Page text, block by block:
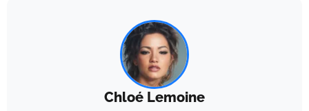
Chloé Lemoine